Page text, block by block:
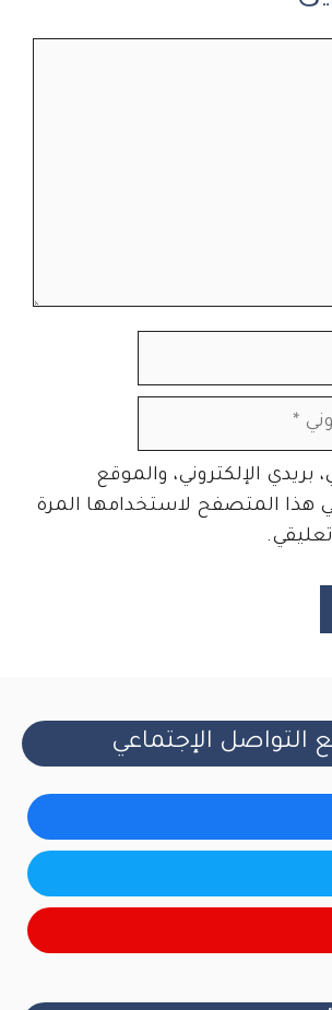
الإلكتروني، والموقع
في هذا المتصفح لاستخدامها المرة
التواصل الإجتماعي